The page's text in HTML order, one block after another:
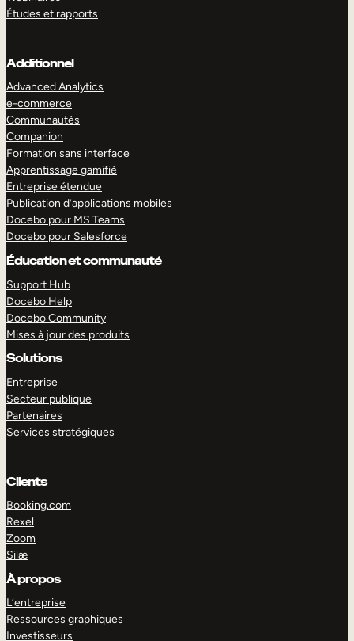
Études et rapports
Additionnel
Advanced Analytics
e-commerce
Communautés
Companion
Formation sans interface
Apprentissage gamifié
Entreprise étendue
Publication d’applications mobiles
Docebo pour MS Teams
Docebo pour Salesforce
Éducation et communauté
Support Hub
Docebo Help
Docebo Community
Mises à jour des produits
Solutions
Entreprise
Secteur publique
Partenaires
Services stratégiques
Clients
Booking.com
Rexel
Zoom
Silæ
À propos
L’entreprise
Ressources graphiques
Investisseurs